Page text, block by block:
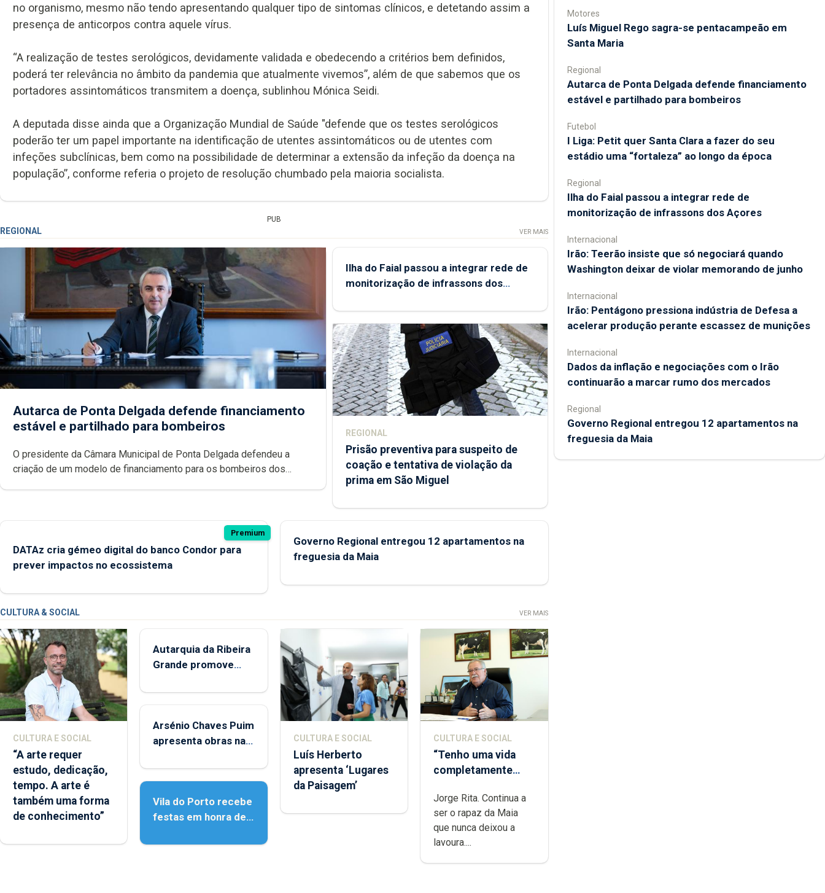
no organismo, mesmo não tendo apresentando qualquer tipo de sintomas clínicos, e detetando assim a
presença de anticorpos contra aquele vírus.
“A realização de testes serológicos, devidamente validada e obedecendo a critérios bem definidos,
poderá ter relevância no âmbito da pandemia que atualmente vivemos”, além de que sabemos que os
portadores assintomáticos transmitem a doença, sublinhou Mónica Seidi.
A deputada disse ainda que a Organização Mundial de Saúde "defende que os testes serológicos
poderão ter um papel importante na identificação de utentes assintomáticos ou de utentes com
infeções subclínicas, bem como na possibilidade de determinar a extensão da infeção da doença na
população”, conforme referia o projeto de resolução chumbado pela maioria socialista.
PUB
REGIONAL VER MAIS
Autarca de Ponta Delgada defende financiamento
estável e partilhado para bombeiros
O presidente da Câmara Municipal de Ponta Delgada defendeu a
criação de um modelo de financiamento para os bombeiros dos
Ilha do Faial passou a integrar rede de
monitorização de infrassons dos
REGIONAL
Prisão preventiva para suspeito de
coação e tentativa de violação da
prima em São Miguel
Premium
DATAz cria gémeo digital do banco Condor para
prever impactos no ecossistema
Governo Regional entregou 12 apartamentos na
freguesia da Maia
CULTURA & SOCIAL VER MAIS
CULTURA E SOCIAL
“A arte requer
estudo, dedicação,
tempo. A arte é
também uma forma
de conhecimento”
Autarquia da Ribeira
Grande promove
Verão"
Arsénio Chaves Puim
apresenta obras na
Porto
Vila do Porto recebe
festas em honra de
Assunção
CULTURA E SOCIAL
Luís Herberto
apresenta ‘Lugares
da Paisagem’
CULTURA E SOCIAL
“Tenho uma vida
completamente
dedicação, gosto e
muita paixão”
Jorge Rita. Continua a
ser o rapaz da Maia
que nunca deixou a
lavoura....
Motores
Luís Miguel Rego sagra-se pentacampeão em
Santa Maria
Regional
Autarca de Ponta Delgada defende financiamento
estável e partilhado para bombeiros
Futebol
I Liga: Petit quer Santa Clara a fazer do seu
estádio uma “fortaleza” ao longo da época
Regional
Ilha do Faial passou a integrar rede de
monitorização de infrassons dos Açores
Internacional
Irão: Teerão insiste que só negociará quando
Washington deixar de violar memorando de junho
Internacional
Irão: Pentágono pressiona indústria de Defesa a
acelerar produção perante escassez de munições
Internacional
Dados da inflação e negociações com o Irão
continuarão a marcar rumo dos mercados
Regional
Governo Regional entregou 12 apartamentos na
freguesia da Maia